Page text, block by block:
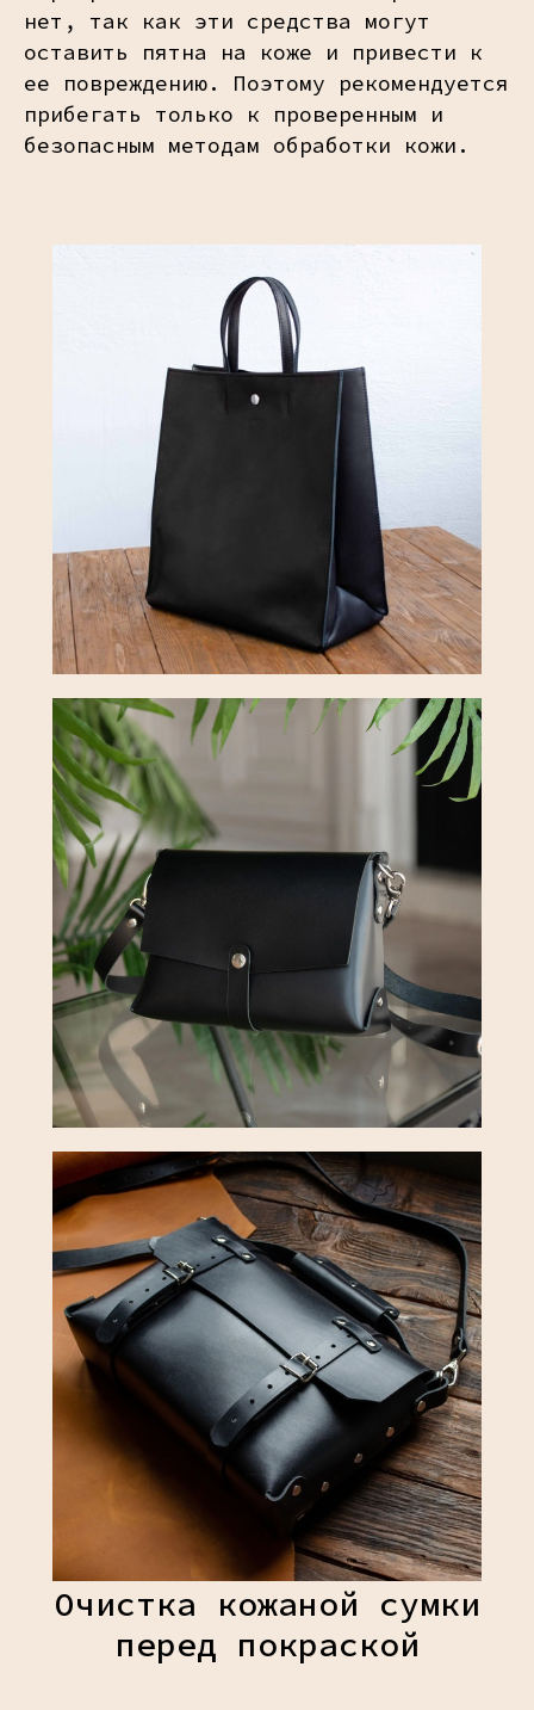
нет, так как эти средства могут
оставить пятна на коже и привести к
ее повреждению. Поэтому рекомендуется
прибегать только к проверенным и
безопасным методам обработки кожи.
Очистка кожаной сумки
перед покраской